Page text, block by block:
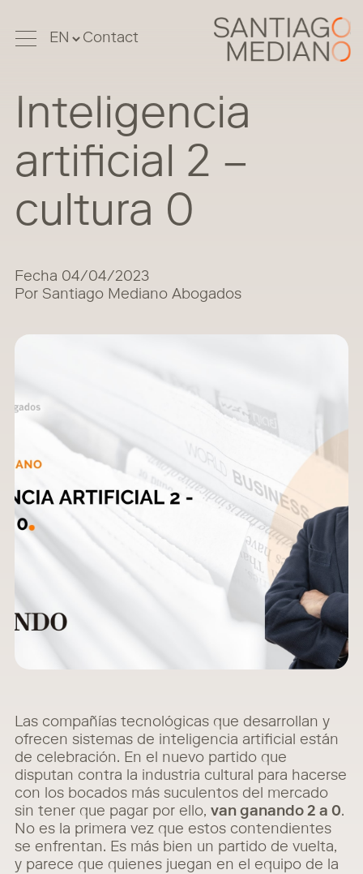
Contact
Inteligencia
artificial 2 –
cultura 0
Fecha 04/04/2023
Por Santiago Mediano Abogados
Las compañías tecnológicas que desarrollan y
ofrecen sistemas de inteligencia artificial están
de celebración. En el nuevo partido que
disputan contra la industria cultural para hacerse
con los bocados más suculentos del mercado
sin tener que pagar por ello,van ganando 2 a 0.
No es la primera vez que estos contendientes
se enfrentan. Es más bien un partido de vuelta,
y parece que quienes juegan en el equipo de la